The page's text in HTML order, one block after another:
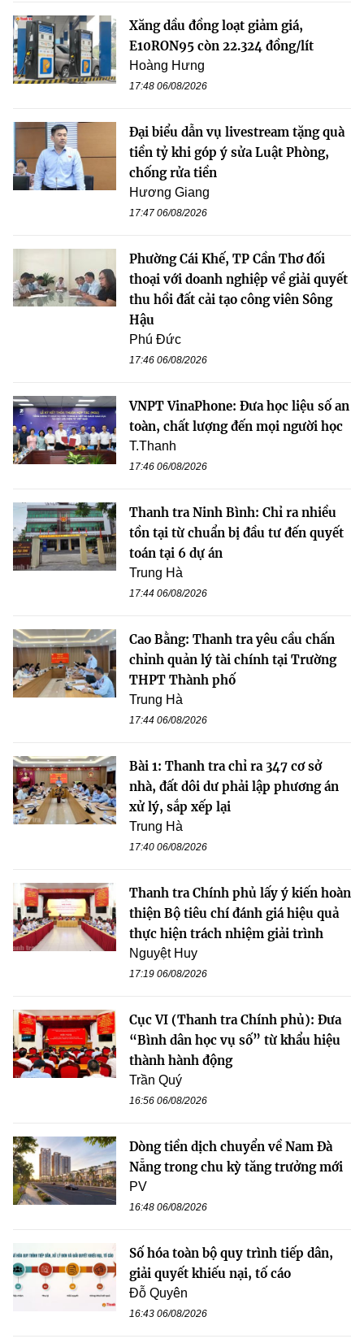
Xăng dầu đồng loạt giảm giá,
E10RON95 còn 22.324 đồng/lít
Hoàng Hưng
17:48 06/08/2026
Đại biểu dẫn vụ livestream tặng quà
tiền tỷ khi góp ý sửa Luật Phòng,
chống rửa tiền
Hương Giang
17:47 06/08/2026
Phường Cái Khế, TP Cần Thơ đối
thoại với doanh nghiệp về giải quyết
thu hồi đất cải tạo công viên Sông
Hậu
Phú Đức
17:46 06/08/2026
VNPT VinaPhone: Đưa học liệu số an
toàn, chất lượng đến mọi người học
T.Thanh
17:46 06/08/2026
Thanh tra Ninh Bình: Chỉ ra nhiều
tồn tại từ chuẩn bị đầu tư đến quyết
toán tại 6 dự án
Trung Hà
17:44 06/08/2026
Cao Bằng: Thanh tra yêu cầu chấn
chỉnh quản lý tài chính tại Trường
THPT Thành phố
Trung Hà
17:44 06/08/2026
Bài 1: Thanh tra chỉ ra 347 cơ sở
nhà, đất dôi dư phải lập phương án
xử lý, sắp xếp lại
Trung Hà
17:40 06/08/2026
Thanh tra Chính phủ lấy ý kiến hoàn
thiện Bộ tiêu chí đánh giá hiệu quả
thực hiện trách nhiệm giải trình
Nguyệt Huy
17:19 06/08/2026
Cục VI (Thanh tra Chính phủ): Đưa
“Bình dân học vụ số” từ khẩu hiệu
thành hành động
Trần Quý
16:56 06/08/2026
Dòng tiền dịch chuyển về Nam Đà
Nẵng trong chu kỳ tăng trưởng mới
PV
16:48 06/08/2026
Số hóa toàn bộ quy trình tiếp dân,
giải quyết khiếu nại, tố cáo
Đỗ Quyên
16:43 06/08/2026